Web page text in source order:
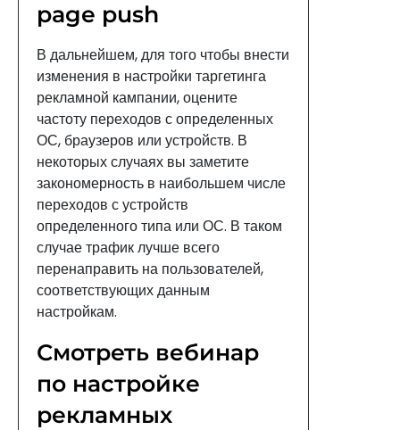
page push
В дальнейшем, для того чтобы внести
изменения в настройки таргетинга
рекламной кампании, оцените
частоту переходов с определенных
ОС, браузеров или устройств. В
некоторых случаях вы заметите
закономерность в наибольшем числе
переходов с устройств
определенного типа или ОС. В таком
случае трафик лучше всего
перенаправить на пользователей,
соответствующих данным
настройкам.
Смотреть вебинар
по настройке
рекламных